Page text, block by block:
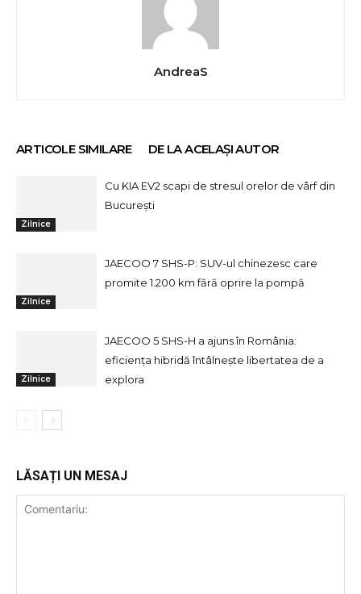
AndreaS
ARTICOLE SIMILARE DE LA ACELAȘI AUTOR
Zilnice
Cu KIA EV2 scapi de stresul orelor de vârf din
București
Zilnice
JAECOO 7 SHS-P: SUV-ul chinezesc care
promite 1.200 km fără oprire la pompă
Zilnice
JAECOO 5 SHS-H a ajuns în România:
eficiența hibridă întâlnește libertatea de a
explora
LĂSAȚI UN MESAJ